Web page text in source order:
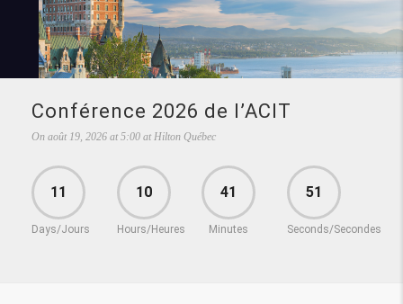
Conférence 2026 de l’ACIT
On août 19, 2026 at 5:00 at Hilton Québec
11
Days/Jours
10
Hours/Heures
41
Minutes
50
Seconds/Secondes